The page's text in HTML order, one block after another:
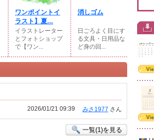
ワンポイントイ
ラスト】夏...
イラストレーター
とフォトショップ
で【ワン...
消しゴム
日ごろよく目にす
る文具・日用品な
ど身の回...
みさ1977 さん
2026/01/21 09:39
一覧(1)を見る